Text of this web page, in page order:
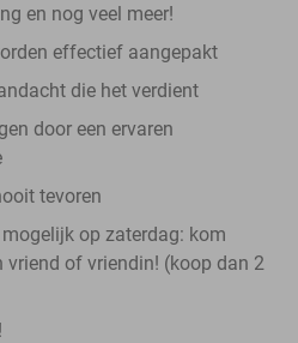
en nog veel meer!
effectief aangepakt
die het verdient
door een ervaren
tevoren
op zaterdag: kom
vriend of vriendin! (koop dan 2